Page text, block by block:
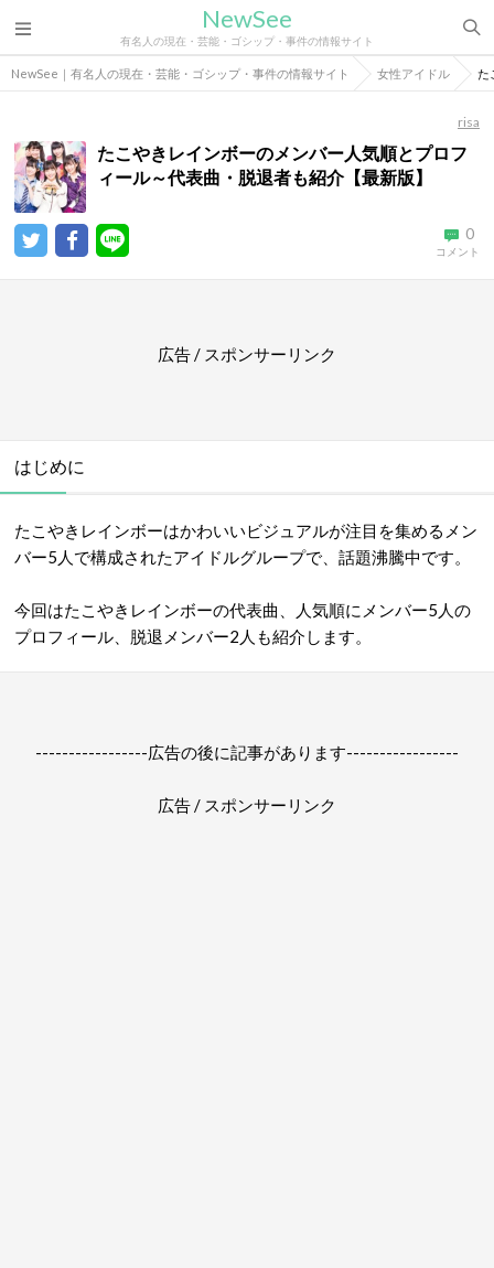
NewSee
有名人の現在・芸能・ゴシップ・事件の情報サイト
NewSee｜有名人の現在・芸能・ゴシップ・事件の情報サイト 女性アイドル た
risa
たこやきレインボーのメンバー人気順とプロフ
ィール～代表曲・脱退者も紹介【最新版】
0
コメント
広告 / スポンサーリンク
はじめに
たこやきレインボーはかわいいビジュアルが注目を集めるメン
バー5人で構成されたアイドルグループで、話題沸騰中です。
今回はたこやきレインボーの代表曲、人気順にメンバー5人の
プロフィール、脱退メンバー2人も紹介します。
-----------------広告の後に記事があります-----------------
広告 / スポンサーリンク